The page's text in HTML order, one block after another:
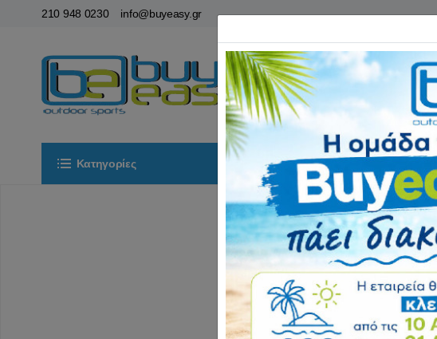
210 948 0230 info@buyeasy.gr
Κατηγορίες Αρχική